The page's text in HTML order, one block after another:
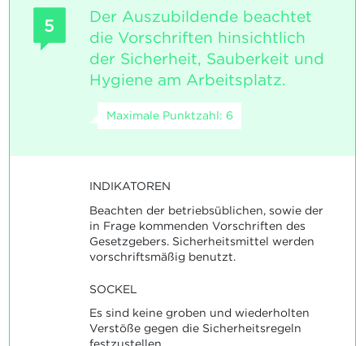
5
Der Auszubildende beachtet
die Vorschriften hinsichtlich
der Sicherheit, Sauberkeit und
Hygiene am Arbeitsplatz.
Maximale Punktzahl: 6
INDIKATOREN
Beachten der betriebsüblichen, sowie der
in Frage kommenden Vorschriften des
Gesetzgebers. Sicherheitsmittel werden
vorschriftsmäßig benutzt.
SOCKEL
Es sind keine groben und wiederholten
Verstöße gegen die Sicherheitsregeln